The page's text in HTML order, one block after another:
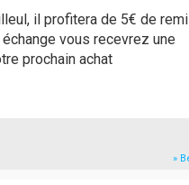
il profitera de 5€ de
vous recevrez une
prochain achat
»